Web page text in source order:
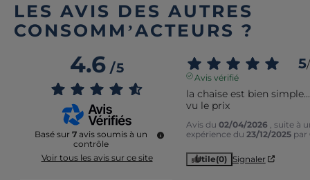
LES AVIS DES AUTRES
CONSOMM’ACTEURS ?
4.6/5
Basé sur 7 avis soumis à un
contrôle
Voir tous les avis sur ce site
5/
Avis vérifié
la chaise est bien
vu le prix
Avis du 02/04/2026
, suite à
expérience du 23/12/2025 par
Utile(0) Signaler